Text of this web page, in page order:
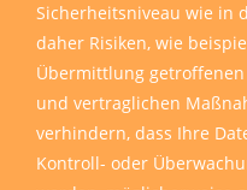
Sicherheitsniveau wie in
daher Risiken, wie
Übermittlung
und vertraglichen
verhindern, dass Ihre
Kontroll- oder